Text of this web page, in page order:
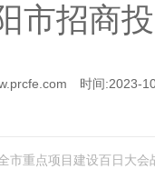
市招商
时间:2023-
市重点项目建设百日大